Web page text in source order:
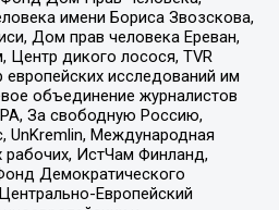
имени Бориса Звозскова,
Дом прав человека Ереван,
дикого лосося, TVR
исследований им
объединение журналистов
За свободную Россию,
UnKremlin, Международная
ИстЧам Финланд,
Демократического
Европейский